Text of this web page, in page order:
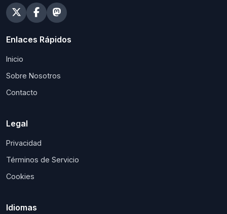
Enlaces Rápidos
Inicio
Sobre Nosotros
Contacto
Legal
Privacidad
Términos de Servicio
Cookies
Idiomas